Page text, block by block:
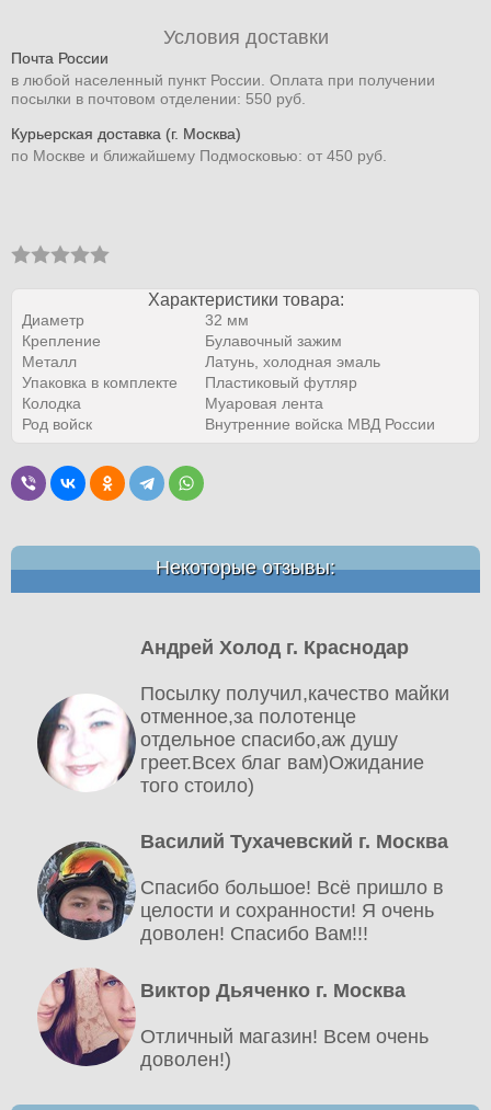
Условия доставки
Почта России
в любой населенный пункт России. Оплата при получении
посылки в почтовом отделении: 550 руб.
Курьерская доставка (г. Москва)
по Москве и ближайшему Подмосковью: от 450 руб.
Характеристики товара:
Диаметр
32 мм
Крепление
Булавочный зажим
Металл
Латунь, холодная эмаль
Упаковка в комплекте
Пластиковый футляр
Колодка
Муаровая лента
Род войск
Внутренние войска МВД России
Некоторые отзывы:
Андрей Холод г. Краснодар
Посылку получил,качество майки
отменное,за полотенце
отдельное спасибо,аж душу
греет.Всех благ вам)Ожидание
того стоило)
Василий Тухачевский г. Москва
Спасибо большое! Всё пришло в
целости и сохранности! Я очень
доволен! Спасибо Вам!!!
Виктор Дьяченко г. Москва
Отличный магазин! Всем очень
доволен!)